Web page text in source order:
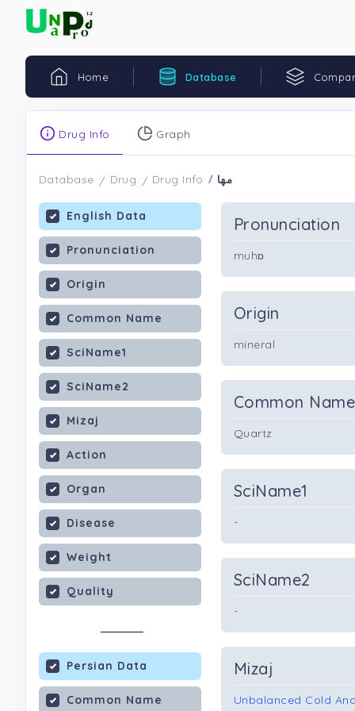
Home Database
Drug Info Graph
Database Drug Drug Info مها
English Data
Pronunciation
Origin
Common Name
SciName1
SciName2
Mizaj
Action
Organ
Disease
Weight
Quality
Persian Data
Common Name
Pronunciation
muhɒ
Origin
mineral
Common Name
Quartz
SciName1
-
SciName2
-
Mizaj
Unbalanced Cold